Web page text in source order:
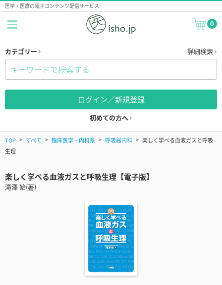
医学・医療の電子コンテンツ配信サービス
0
カテゴリー 詳細検索
ログイン／新規登録
初めての方へ
TOP すべて 臨床医学・内科系 呼吸器内科
楽しく学べる血液ガスと呼吸
生理
楽しく学べる血液ガスと呼吸生理【電子版】
滝澤 始(著)